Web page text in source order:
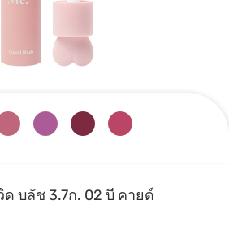
บลัช 3.7ก. 02 บี คายด์